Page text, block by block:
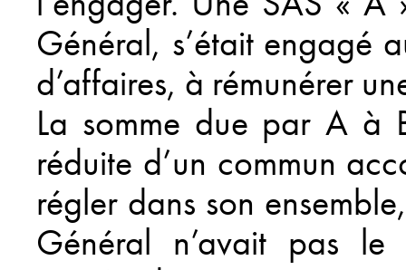
Général, s’était engagé
d’affaires, à rémunérer
La somme due par A à
réduite d’un commun
régler dans son
Général n’avait pas